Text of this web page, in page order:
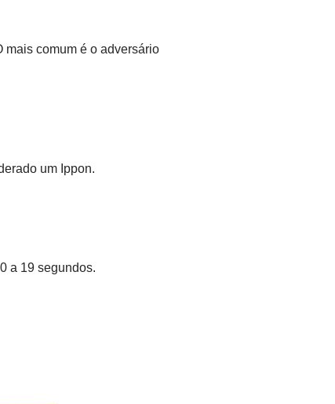
mais comum é o adversário
um Ippon.
a 19 segundos.